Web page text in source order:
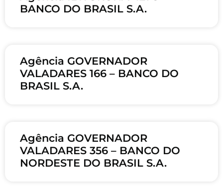
BANCO DO BRASIL S.A.
Agência GOVERNADOR
VALADARES 166 – BANCO DO
BRASIL S.A.
Agência GOVERNADOR
VALADARES 356 – BANCO DO
NORDESTE DO BRASIL S.A.